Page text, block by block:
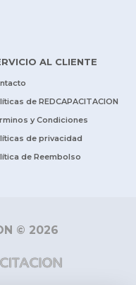
AL CLIENTE
de REDCAPACITACION
y Condiciones
de privacidad
de Reembolso
© 2026